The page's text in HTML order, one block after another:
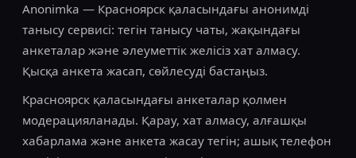
Anonimka — Красноярск қаласындағы анонимді
танысу сервисі: тегін танысу чаты, жақындағы
анкеталар және әлеуметтік желісіз хат алмасу.
Қысқа анкета жасап, сөйлесуді бастаңыз.
Красноярск қаласындағы анкеталар қолмен
модерацияланады. Қарау, хат алмасу, алғашқы
хабарлама және анкета жасау тегін; ашық телефон